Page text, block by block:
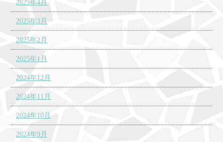
2025年4月
2025年3月
2025年2月
2025年1月
2024年12月
2024年11月
2024年10月
2024年9月